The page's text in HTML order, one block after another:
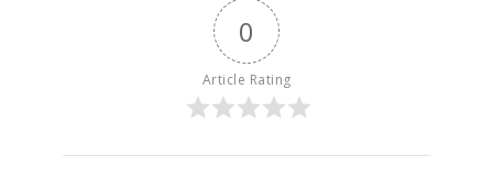
0
Article Rating